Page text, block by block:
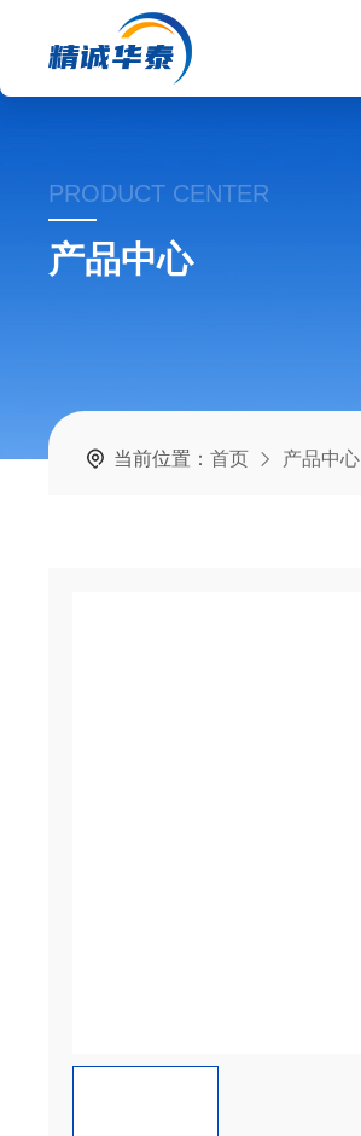
PRODUCT CENTER
产品中心
当前位置：首页 产品中心